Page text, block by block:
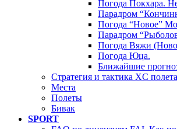
Погода Покхара.
Парадром
Погода “Новое”
Парадром
Погода Вяжи
Погода Юца.
Ближайшие
Стратегия и тактика XC полета
Места
Полеты
Бивак
SPORT